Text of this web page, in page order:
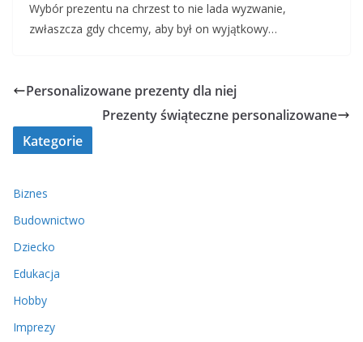
Wybór prezentu na chrzest to nie lada wyzwanie,
zwłaszcza gdy chcemy, aby był on wyjątkowy…
Personalizowane prezenty dla niej
Prezenty świąteczne personalizowane
Kategorie
Biznes
Budownictwo
Dziecko
Edukacja
Hobby
Imprezy